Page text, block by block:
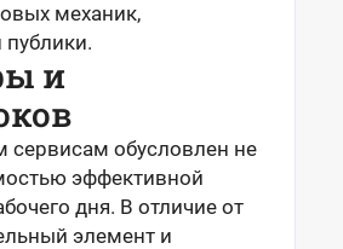
механик,
и
сервисам обусловлен не
эффективной
дня. В отличие от
элемент и